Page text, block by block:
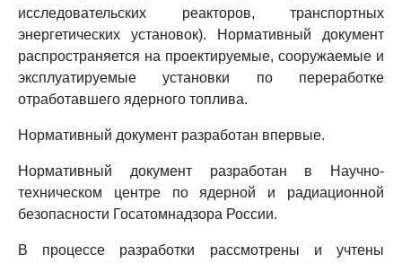
исследовательских реакторов, транспортных
энергетических установок). Нормативный документ
распространяется на проектируемые, сооружаемые и
эксплуатируемые установки по переработке
отработавшего ядерного топлива.
Нормативный документ разработан впервые.
Нормативный документ разработан в Научно-
техническом центре по ядерной и радиационной
безопасности Госатомнадзора России.
В процессе разработки рассмотрены и учтены